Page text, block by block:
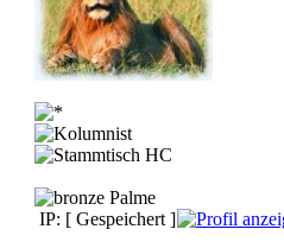
IP: [ Gespeichert ]